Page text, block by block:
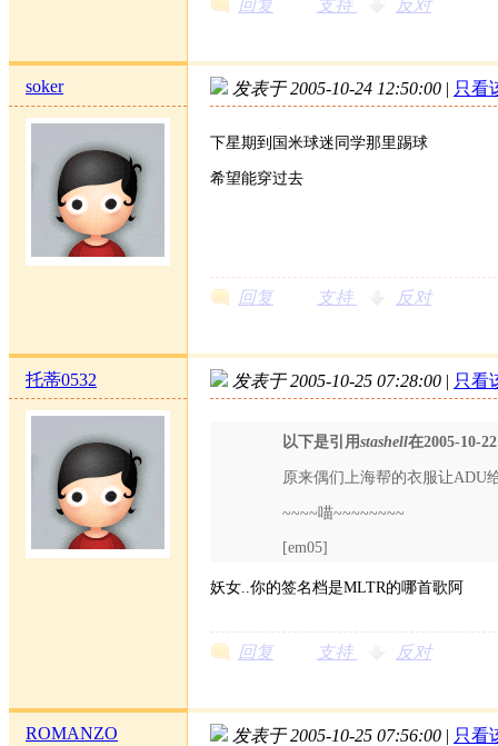
回复 支持 反对
soker 发表于 2005-10-24 12:50:00 | 只看
下星期到国米球迷同学那里踢球
希望能穿过去
回复 支持 反对
托蒂0532 发表于 2005-10-25 07:28:00 | 只看
以下是引用stashell在2005-10-
原来偶们上海帮的衣服让ADU
~~~~喵~~~~~~~~
[em05]
妖女..你的签名档是MLTR的哪首歌阿
回复 支持 反对
ROMANZO 发表于 2005-10-25 07:56:00 | 只看